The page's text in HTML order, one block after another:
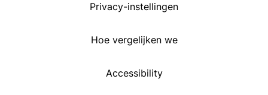
Privacy-instellingen
Hoe vergelijken we
Accessibility